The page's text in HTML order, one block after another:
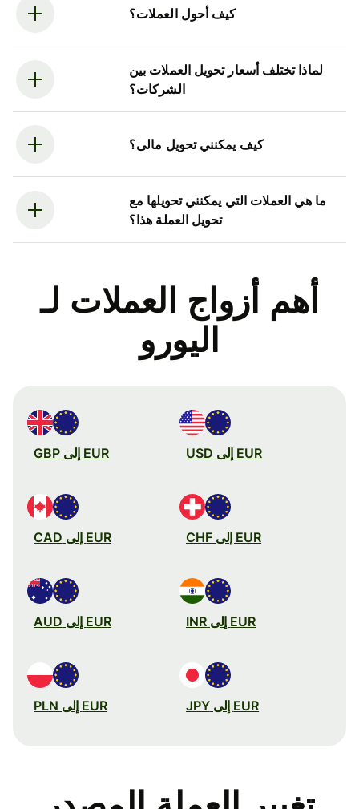
كيف أحول العملات؟
لماذا تختلف أسعار تحويل العملات بين
الشركات؟
كيف يمكنني تحويل مالى؟
ما هي العملات التي يمكنني تحويلها مع
تحويل العملة هذا؟
أهم أزواج العملات لـ
اليورو
EUR إلى USD EUR إلى GBP
EUR إلى CHF EUR إلى CAD
EUR إلى INR EUR إلى AUD
EUR إلى JPY EUR إلى PLN